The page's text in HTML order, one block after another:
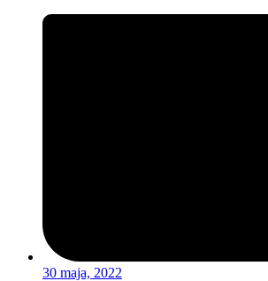
30 maja, 2022